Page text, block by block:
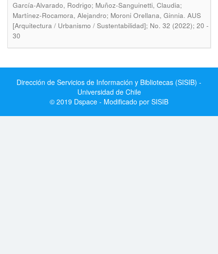
García-Alvarado, Rodrigo; Muñoz-Sanguinetti, Claudia;
Martínez-Rocamora, Alejandro; Moroni Orellana, Ginnia. AUS
[Arquitectura / Urbanismo / Sustentabilidad]; No. 32 (2022); 20 -
30
Dirección de Servicios de Información y Bibliotecas (SISIB) -
Universidad de Chile
© 2019 Dspace - Modificado por SISIB